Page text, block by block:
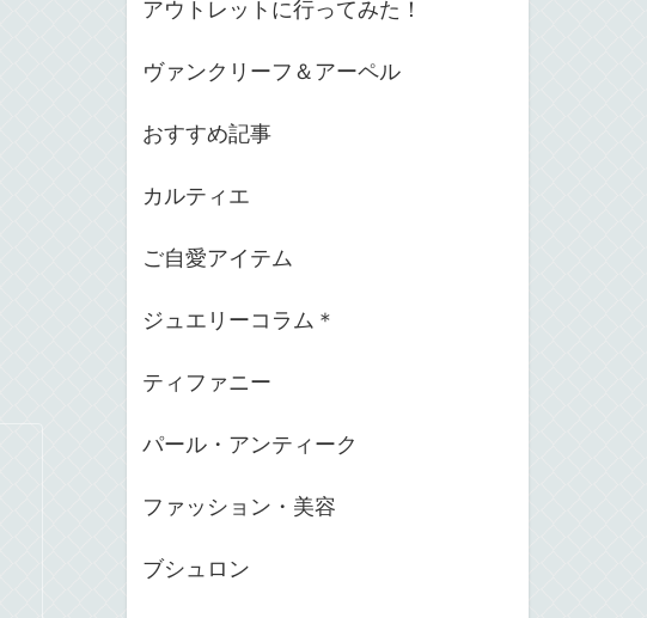
アウトレットに行ってみた！
ヴァンクリーフ＆アーペル
おすすめ記事
カルティエ
ご自愛アイテム
ジュエリーコラム＊
ティファニー
パール・アンティーク
ファッション・美容
ブシュロン